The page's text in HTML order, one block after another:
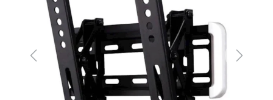
Previous Next